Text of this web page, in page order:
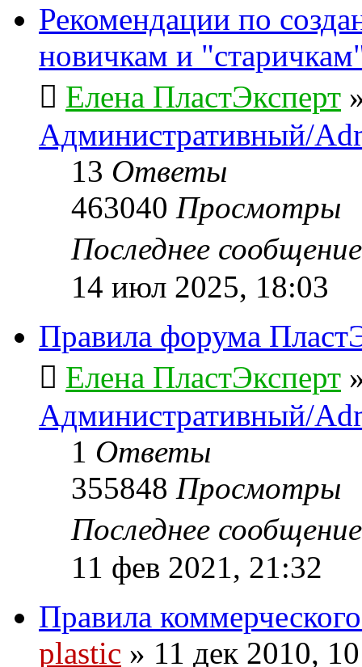
Рекомендации по
новичкам и
Елена ПластЭксперт
Административный/
13 Ответы
463040 Просмотры
Последнее
14 июл 2025, 18:03
Правила форума
Елена ПластЭксперт
Административный/
1 Ответы
355848 Просмотры
Последнее
11 фев 2021, 21:32
Правила
plastic » 11 дек 2010,